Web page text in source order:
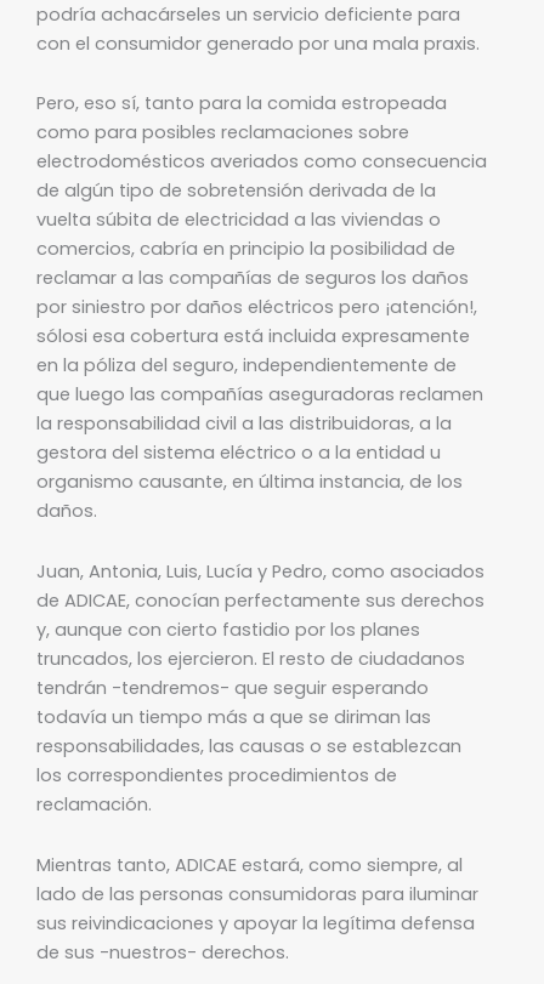
podría achacárseles un servicio deficiente para
con el consumidor generado por una mala praxis.
Pero, eso sí, tanto para la comida estropeada
como para posibles reclamaciones sobre
electrodomésticos averiados como consecuencia
de algún tipo de sobretensión derivada de la
vuelta súbita de electricidad a las viviendas o
comercios, cabría en principio la posibilidad de
reclamar a las compañías de seguros los daños
por siniestro por daños eléctricos pero ¡atención!,
sólosi esa cobertura está incluida expresamente
en la póliza del seguro, independientemente de
que luego las compañías aseguradoras reclamen
la responsabilidad civil a las distribuidoras, a la
gestora del sistema eléctrico o a la entidad u
organismo causante, en última instancia, de los
daños.
Juan, Antonia, Luis, Lucía y Pedro, como asociados
de ADICAE, conocían perfectamente sus derechos
y, aunque con cierto fastidio por los planes
truncados, los ejercieron. El resto de ciudadanos
tendrán -tendremos- que seguir esperando
todavía un tiempo más a que se diriman las
responsabilidades, las causas o se establezcan
los correspondientes procedimientos de
reclamación.
Mientras tanto, ADICAE estará, como siempre, al
lado de las personas consumidoras para iluminar
sus reivindicaciones y apoyar la legítima defensa
de sus -nuestros- derechos.